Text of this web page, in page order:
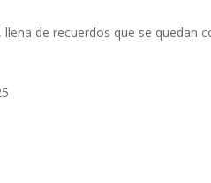
de recuerdos que se quedan